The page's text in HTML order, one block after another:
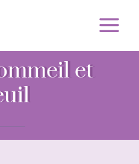
Menu
et